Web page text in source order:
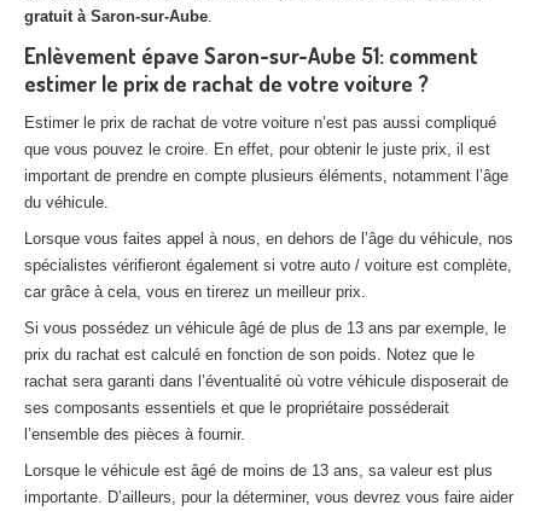
gratuit à Saron-sur-Aube.
Enlèvement épave Saron-sur-Aube 51: comment
estimer le prix de rachat de votre voiture ?
Estimer le prix de rachat de votre voiture n’est pas aussi compliqué
que vous pouvez le croire. En effet, pour obtenir le juste prix, il est
important de prendre en compte plusieurs éléments, notamment l’âge
du véhicule.
Lorsque vous faites appel à nous, en dehors de l’âge du véhicule, nos
spécialistes vérifieront également si votre auto / voiture est complète,
car grâce à cela, vous en tirerez un meilleur prix.
Si vous possédez un véhicule âgé de plus de 13 ans par exemple, le
prix du rachat est calculé en fonction de son poids. Notez que le
rachat sera garanti dans l’éventualité où votre véhicule disposerait de
ses composants essentiels et que le propriétaire posséderait
l’ensemble des pièces à fournir.
Lorsque le véhicule est âgé de moins de 13 ans, sa valeur est plus
importante. D’ailleurs, pour la déterminer, vous devrez vous faire aider